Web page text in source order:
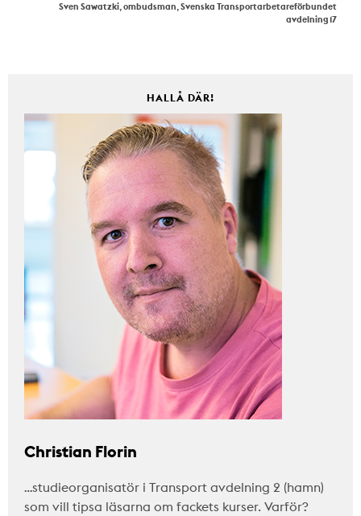
Sven Sawatzki, ombudsman, Svenska Transportarbetareförbundet
avdelning 17
HALLÅ DÄR!
Christian Florin
…studieorganisatör i Transport avdelning 2 (hamn)
som vill tipsa läsarna om fackets kurser. Varför?